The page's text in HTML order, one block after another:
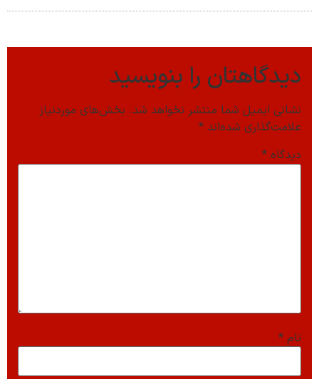
دیدگاهتان را بنویسید
نشانی ایمیل شما منتشر نخواهد شد. بخش‌های موردنیاز
علامت‌گذاری شده‌اند *
دیدگاه *
نام *